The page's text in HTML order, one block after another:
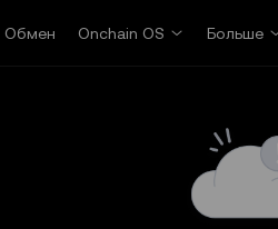
Обмен Onchain OS Больше